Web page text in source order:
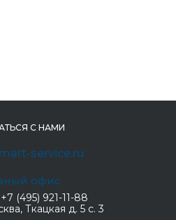
С НАМИ
service.ru
офис
+7 (495) 921-11-88
Ткацкая д. 5 с. 3